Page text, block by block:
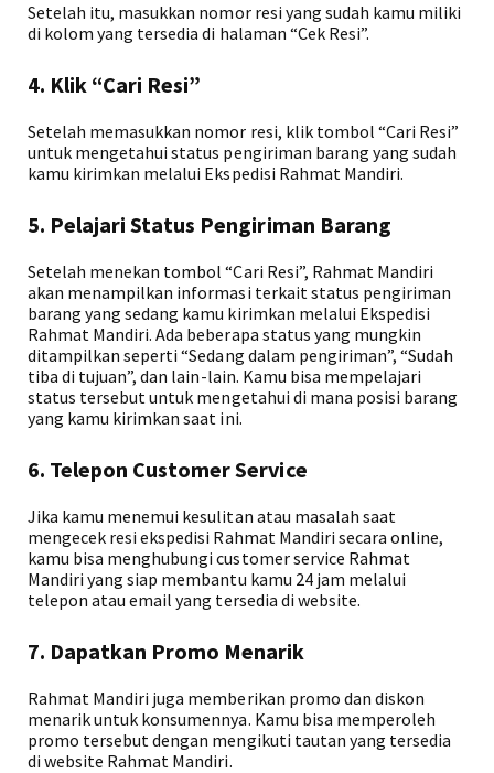
Setelah itu, masukkan nomor resi yang sudah kamu miliki
di kolom yang tersedia di halaman “Cek Resi”.
4. Klik “Cari Resi”
Setelah memasukkan nomor resi, klik tombol “Cari Resi”
untuk mengetahui status pengiriman barang yang sudah
kamu kirimkan melalui Ekspedisi Rahmat Mandiri.
5. Pelajari Status Pengiriman Barang
Setelah menekan tombol “Cari Resi”, Rahmat Mandiri
akan menampilkan informasi terkait status pengiriman
barang yang sedang kamu kirimkan melalui Ekspedisi
Rahmat Mandiri. Ada beberapa status yang mungkin
ditampilkan seperti “Sedang dalam pengiriman”, “Sudah
tiba di tujuan”, dan lain-lain. Kamu bisa mempelajari
status tersebut untuk mengetahui di mana posisi barang
yang kamu kirimkan saat ini.
6. Telepon Customer Service
Jika kamu menemui kesulitan atau masalah saat
mengecek resi ekspedisi Rahmat Mandiri secara online,
kamu bisa menghubungi customer service Rahmat
Mandiri yang siap membantu kamu 24 jam melalui
telepon atau email yang tersedia di website.
7. Dapatkan Promo Menarik
Rahmat Mandiri juga memberikan promo dan diskon
menarik untuk konsumennya. Kamu bisa memperoleh
promo tersebut dengan mengikuti tautan yang tersedia
di website Rahmat Mandiri.